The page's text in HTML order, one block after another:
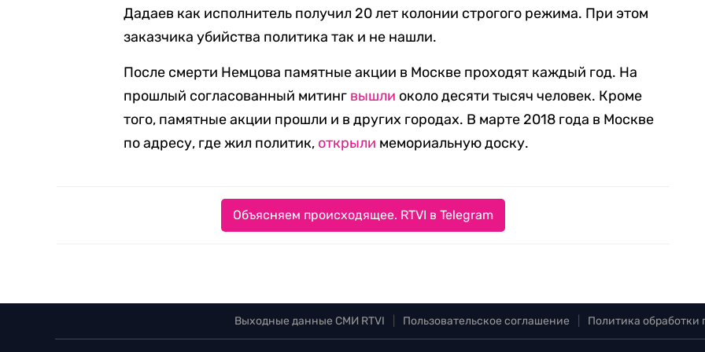
Дадаев как исполнитель получил 20 лет колонии строгого режима. При этом
заказчика убийства политика так и не нашли.
После смерти Немцова памятные акции в Москве проходят каждый год. На
прошлый согласованный митинг вышли около десяти тысяч человек. Кроме
того, памятные акции прошли и в других городах. В марте 2018 года в Москве
по адресу, где жил политик, открыли мемориальную доску.
Объясняем происходящее. RTVI в Telegram
Выходные данные СМИ RTVI Пользовательское соглашение Политика